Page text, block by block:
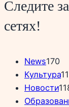
Следите
сетях!
News170
Культура
Новости